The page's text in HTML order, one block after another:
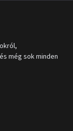
még sok minden